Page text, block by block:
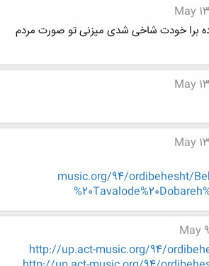
May
برا خودت شاخی شدی میزنی تو صورت مردم
May
May
music.org/94/ordibehesht/
May
http://up.act-music.org/94/